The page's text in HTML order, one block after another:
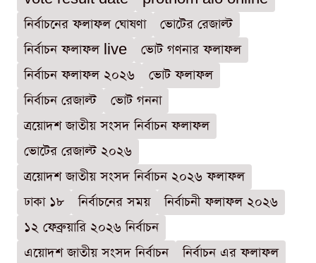
নির্বাচনের ফলাফল ঘোষণা
ভোটের রেজাল্ট
নির্বাচন ফলাফল live
ভোট গণনার ফলাফল
নির্বাচন ফলাফল ২০২৬
ভোট ফলাফল
নির্বাচন রেজাল্ট
ভোট গননা
ত্রয়োদশ জাতীয় সংসদ নির্বাচন ফলাফল
ভোটের রেজাল্ট ২০২৬
ত্রয়োদশ জাতীয় সংসদ নির্বাচন ২০২৬ ফলাফল
ঢাকা ১৮
নির্বাচনের সময়
নির্বাচনী ফলাফল ২০২৬
১২ ফেব্রুয়ারি ২০২৬ নির্বাচন
এয়োদশ জাতীয় সংসদ নির্বাচন
নির্বাচন এর ফলাফল